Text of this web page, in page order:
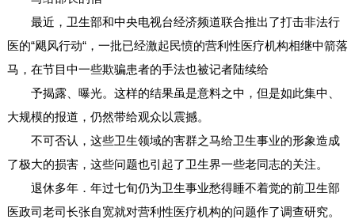
最近，卫生部和中央电视台经济频道联合推出了打击非法行
医的“飓风行动“，一批已经激起民愤的营利性医疗机构相继中箭落
马，在节目中一些欺骗患者的手法也被记者陆续给
予揭露、曝光。这样的结果虽是意料之中，但是如此集中、
大规模的报道，仍然带给观众以震撼。
不可否认，这些卫生领域的害群之马给卫生事业的形象造成
了极大的损害，这些问题也引起了卫生界一些老同志的关注。
退休多年．年过七旬仍为卫生事业愁得睡不着觉的前卫生部
医政司老司长张自宽就对营利性医疗机构的问题作了调查研究。